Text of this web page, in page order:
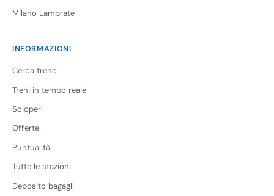
Milano Lambrate
INFORMAZIONI
Cerca treno
Treni in tempo reale
Scioperi
Offerte
Puntualità
Tutte le stazioni
Deposito bagagli